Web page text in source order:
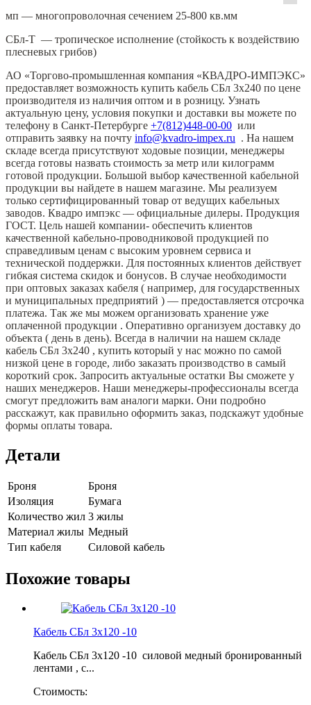
мп — многопроволочная сечением 25-800 кв.мм
СБл-Т — тропическое исполнение (стойкость к воздействию
плесневых грибов)
АО «Торгово-промышленная компания «КВАДРО-ИМПЭКС»
предоставляет возможность купить кабель СБл 3х240 по цене
производителя из наличия оптом и в розницу. Узнать
актуальную цену, условия покупки и доставки вы можете по
телефону в Санкт-Петербурге +7(812)448-00-00 или
отправить заявку на почту info@kvadro-impex.ru . На нашем
складе всегда присутствуют ходовые позиции, менеджеры
всегда готовы назвать стоимость за метр или килограмм
готовой продукции. Большой выбор качественной кабельной
продукции вы найдете в нашем магазине. Мы реализуем
только сертифицированный товар от ведущих кабельных
заводов. Квадро импэкс — официальные дилеры. Продукция
ГОСТ. Цель нашей компании- обеспечить клиентов
качественной кабельно-проводниковой продукцией по
справедливым ценам с высоким уровнем сервиса и
технической поддержки. Для постоянных клиентов действует
гибкая система скидок и бонусов. В случае необходимости
при оптовых заказах кабеля ( например, для государственных
и муниципальных предприятий ) — предоставляется отсрочка
платежа. Так же мы можем организовать хранение уже
оплаченной продукции . Оперативно организуем доставку до
объекта ( день в день). Всегда в наличии на нашем складе
кабель СБл 3х240 , купить который у нас можно по самой
низкой цене в городе, либо заказать производство в самый
короткий срок. Запросить актуальные остатки Вы сможете у
наших менеджеров. Наши менеджеры-профессионалы всегда
смогут предложить вам аналоги марки. Они подробно
расскажут, как правильно оформить заказ, подскажут удобные
формы оплаты товара.
Детали
Броня
Броня
Изоляция
Бумага
Количество жил 3 жилы
Материал жилы Медный
Тип кабеля
Силовой кабель
Похожие товары
Кабель СБл 3х120 -10
Кабель СБл 3х120 -10 силовой медный бронированный
лентами , с...
Стоимость: